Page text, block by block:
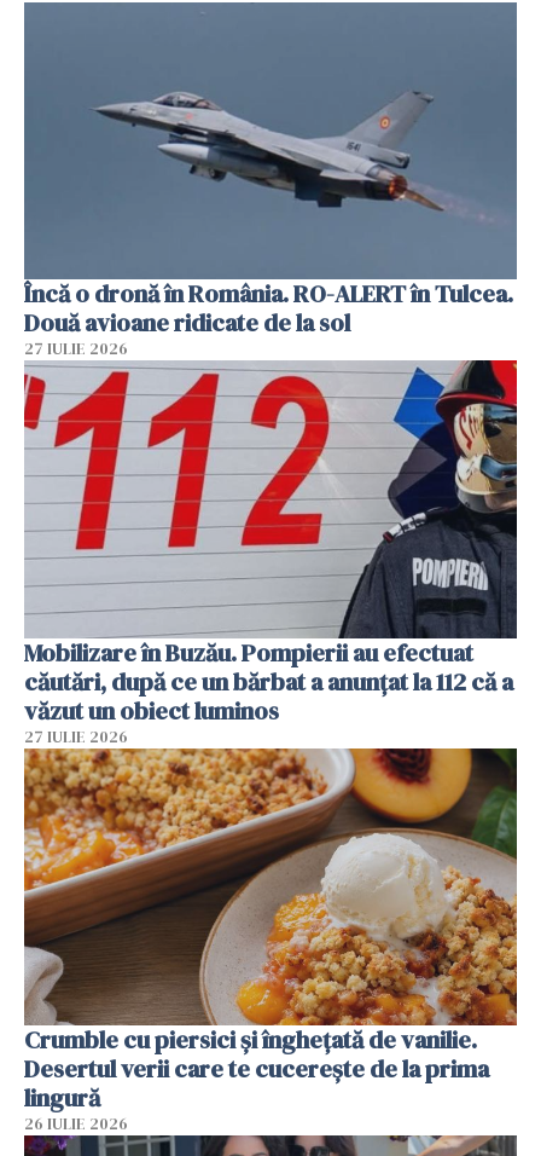
Încă o dronă în România. RO-ALERT în Tulcea.
Două avioane ridicate de la sol
27 IULIE 2026
Mobilizare în Buzău. Pompierii au efectuat
căutări, după ce un bărbat a anunțat la 112 că a
văzut un obiect luminos
27 IULIE 2026
Crumble cu piersici și înghețată de vanilie.
Desertul verii care te cucerește de la prima
lingură
26 IULIE 2026